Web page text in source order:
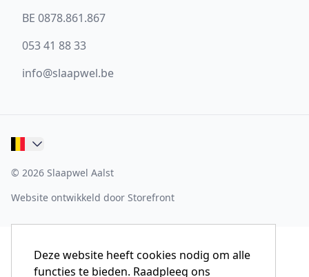
BE 0878.861.867
053 41 88 33
info@slaapwel.be
© 2026 Slaapwel Aalst
Website ontwikkeld door Storefront
Deze website heeft cookies nodig om alle
functies te bieden. Raadpleeg ons